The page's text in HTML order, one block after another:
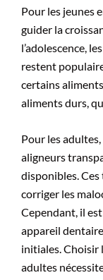
Pour les jeunes
guider la
l’adolescence,
restent
certains
aliments durs,
Pour les
aligneurs
disponibles.
corriger les
Cependant, il
appareil
initiales. Choisir
adultes